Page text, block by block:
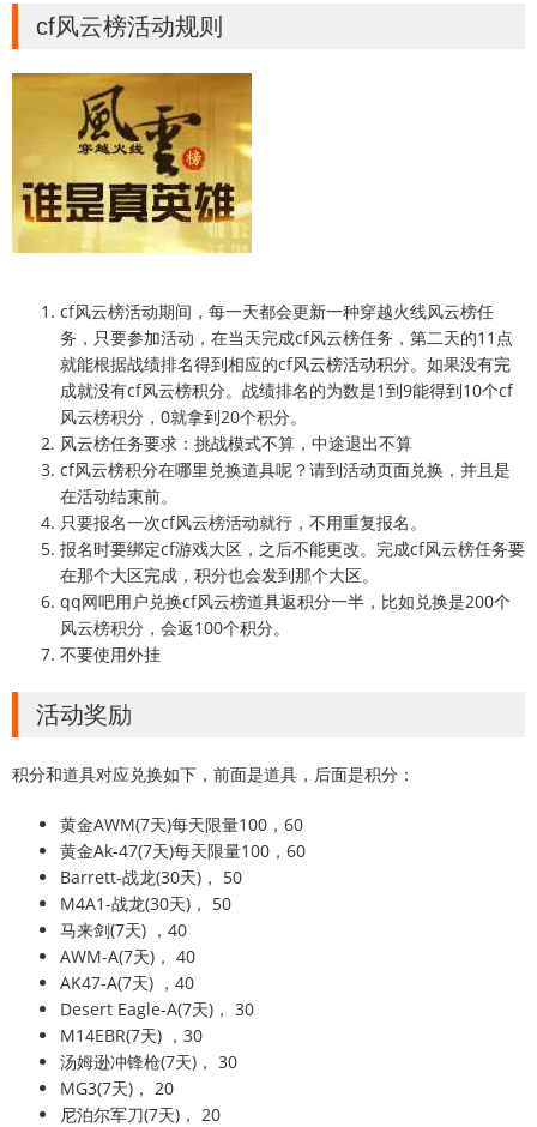
cf风云榜活动规则
cf风云榜活动期间，每一天都会更新一种穿越火线风云榜任
务，只要参加活动，在当天完成cf风云榜任务，第二天的11点
就能根据战绩排名得到相应的cf风云榜活动积分。如果没有完
成就没有cf风云榜积分。战绩排名的为数是1到9能得到10个cf
风云榜积分，0就拿到20个积分。
风云榜任务要求：挑战模式不算，中途退出不算
cf风云榜积分在哪里兑换道具呢？请到活动页面兑换，并且是
在活动结束前。
只要报名一次cf风云榜活动就行，不用重复报名。
报名时要绑定cf游戏大区，之后不能更改。完成cf风云榜任务要
在那个大区完成，积分也会发到那个大区。
qq网吧用户兑换cf风云榜道具返积分一半，比如兑换是200个
风云榜积分，会返100个积分。
不要使用外挂
活动奖励
积分和道具对应兑换如下，前面是道具，后面是积分：
黄金AWM(7天)每天限量100，60
黄金Ak-47(7天)每天限量100，60
Barrett-战龙(30天)， 50
M4A1-战龙(30天)， 50
马来剑(7天) ，40
AWM-A(7天)， 40
AK47-A(7天) ，40
Desert Eagle-A(7天)， 30
M14EBR(7天) ，30
汤姆逊冲锋枪(7天)， 30
MG3(7天)， 20
尼泊尔军刀(7天)， 20